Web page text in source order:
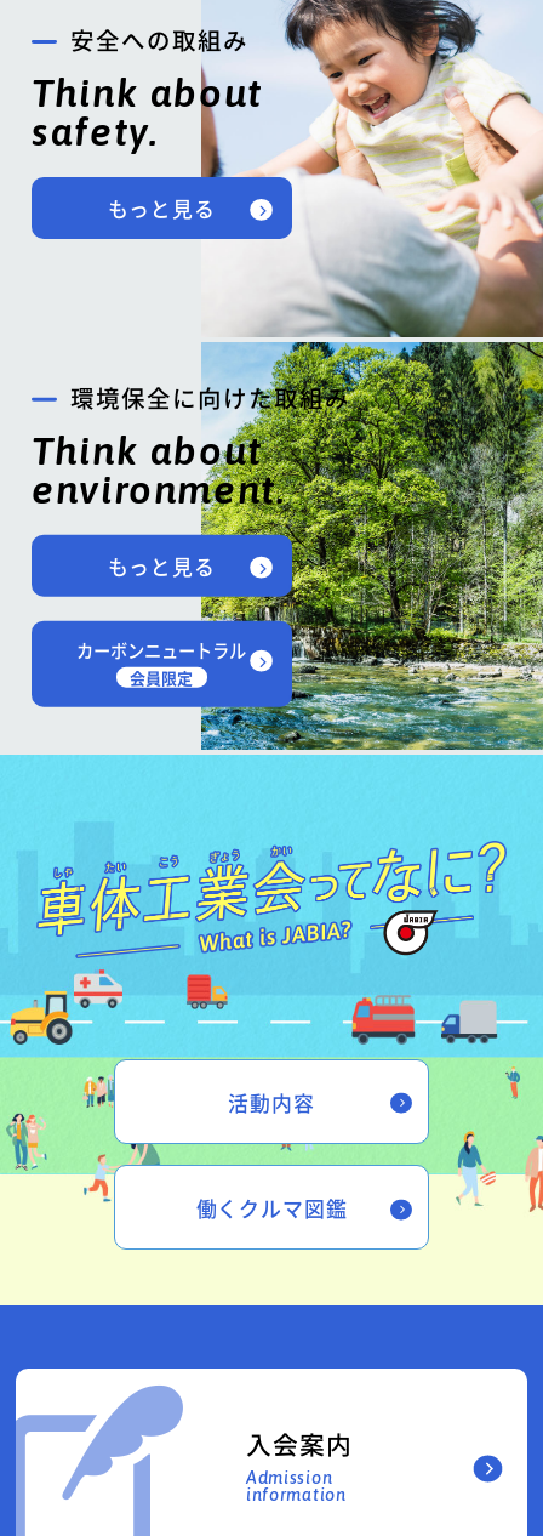
安全への取組み
Think about
safety.
もっと見る
環境保全に向けた取組み
Think about
environment.
もっと見る
カーボンニュートラル
会員限定
活動内容
働くクルマ図鑑
入会案内
Admission
information